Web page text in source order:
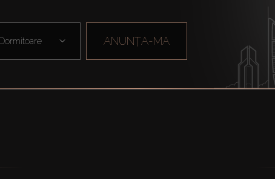
Dormitoare ANUNȚA-MA